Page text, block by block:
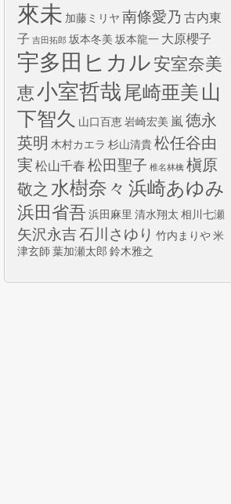
來未 加藤ミリヤ 南條愛乃 古内東
子 吉田拓郎 坂本冬美 坂本龍一 大原櫻子
宇多田ヒカル安室奈美
恵小室哲哉 尾崎亜美 山
下智久 山口百恵岩崎宏美 嵐 徳永
英明 木村カエラ 杉山清貴松任谷由
実 松山千春 松田聖子 椎名林檎 槇原
敬之 水樹奈々 浜崎あゆみ
浜田省吾 浜田麻里 清水翔太 相川七瀬
矢沢永吉石川さゆり 竹内まりや米
津玄師 葉加瀬太郎 鈴木雅之